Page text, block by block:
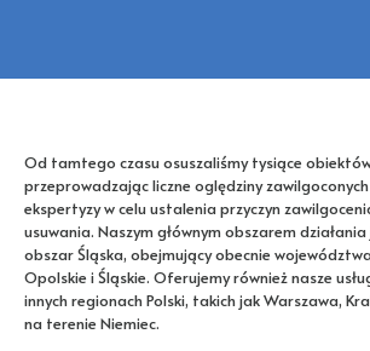
Od tamtego czasu osuszaliśmy tysiące
przeprowadzając liczne oględziny
ekspertyzy w celu ustalenia przyczyn
usuwania. Naszym głównym obszarem
obszar Śląska, obejmujący obecnie
Opolskie i Śląskie. Oferujemy również nasze
innych regionach Polski, takich jak Warszawa,
na terenie Niemiec.